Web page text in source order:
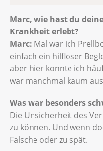
Marc, wie hast du
Krankheit erlebt?
Marc: Mal war ich
einfach ein hilfloser
aber hier konnte ich
war manchmal kaum
Was war besonders
Die Unsicherheit des
zu können. Und wenn
Falsche oder zu spät.